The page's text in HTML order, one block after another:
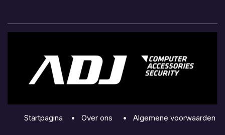
Startpagina • Over ons • Algemene voorwaarden